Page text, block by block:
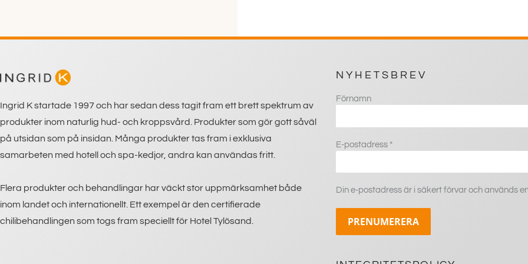
Ingrid K startade 1997 och har sedan dess tagit fram ett brett spektrum av
produkter inom naturlig hud- och kroppsvård. Produkter som gör gott såväl
på utsidan som på insidan. Många produkter tas fram i exklusiva
samarbeten med hotell och spa-kedjor, andra kan användas fritt.
Flera produkter och behandlingar har väckt stor uppmärksamhet både
inom landet och internationellt. Ett exempel är den certifierade
chilibehandlingen som togs fram speciellt för Hotel Tylösand.
NYHETSBREV
Förnamn
E-postadress *
Din e-postadress är i säkert förvar och används